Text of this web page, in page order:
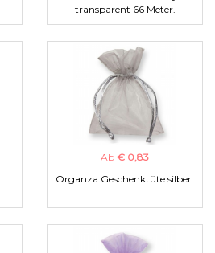
transparent 66 Meter.
Ab € 0,83
Organza Geschenktüte silber.